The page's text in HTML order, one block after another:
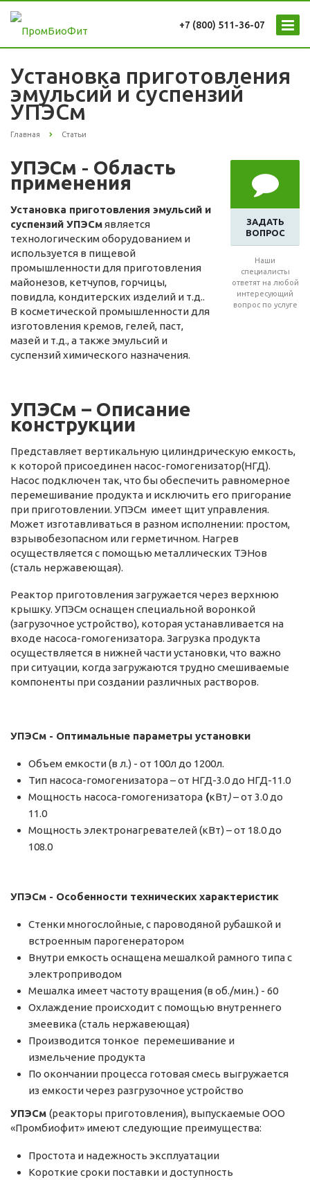
+7 (800) 511-36-07
Установка приготовления
эмульсий и суспензий
УПЭСм
Главная Статьи
ЗАДАТЬ
ВОПРОС
Наши
специалисты
ответят на любой
интересующий
вопрос по услуге
УПЭСм - Область
применения
Установка приготовления эмульсий и
суспензий УПЭСмявляется
технологическим оборудованием и
используется в пищевой
промышленности для приготовления
майонезов, кетчупов, горчицы,
повидла, кондитерских изделий и т.д..
В косметической промышленности для
изготовления кремов, гелей, паст,
мазей и т.д., а также эмульсий и
суспензий химического назначения.
УПЭСм – Описание
конструкции
Представляет вертикальную цилиндрическую емкость,
к которой присоединен насос-гомогенизатор(НГД).
Насос подключен так, что бы обеспечить равномерное
перемешивание продукта и исключить его пригорание
при приготовлении. УПЭСм имеет щит управления.
Может изготавливаться в разном исполнении: простом,
взрывобезопасном или герметичном. Нагрев
осуществляется с помощью металлических ТЭНов
(сталь нержавеющая).
Реактор приготовления загружается через верхнюю
крышку. УПЭСм оснащен специальной воронкой
(загрузочное устройство), которая устанавливается на
входе насоса-гомогенизатора. Загрузка продукта
осуществляется в нижней части установки, что важно
при ситуации, когда загружаются трудно смешиваемые
компоненты при создании различных растворов.
УПЭСм - Оптимальные параметры установки
Объем емкости (в л.) - от 100л до 1200л.
Тип насоса-гомогенизатора – от НГД-3.0 до НГД-11.0
Мощность насоса-гомогенизатора (кВт)– от 3.0 до
11.0
Мощность электронагревателей (кВт) – от 18.0 до
108.0
УПЭСм - Особенности технических характеристик
Стенки многослойные, с пароводяной рубашкой и
встроенным парогенератором
Внутри емкость оснащена мешалкой рамного типа с
электроприводом
Мешалка имеет частоту вращения (в об./мин.) - 60
Охлаждение происходит с помощью внутреннего
змеевика (сталь нержавеющая)
Производится тонкое перемешивание и
измельчение продукта
По окончании процесса готовая смесь выгружается
из емкости через разгрузочное устройство
УПЭСм (реакторы приготовления), выпускаемые ООО
«Промбиофит» имеют следующие преимущества:
Простота и надежность эксплуатации
Короткие сроки поставки и доступность